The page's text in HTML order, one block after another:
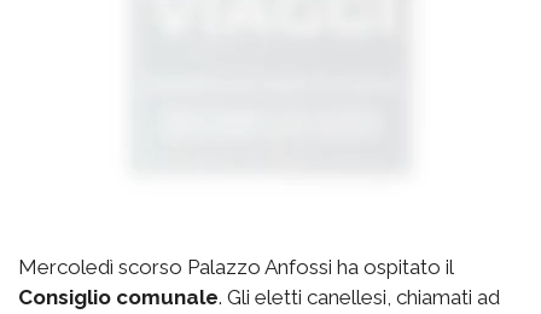
Mercoledì scorso Palazzo Anfossi ha ospitato il
Consiglio comunale. Gli eletti canellesi, chiamati ad